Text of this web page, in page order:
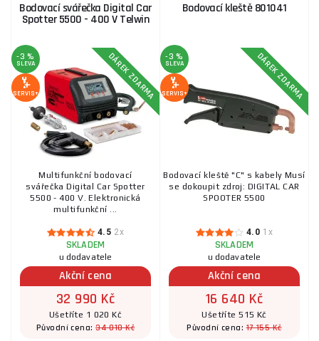
Bodovací svářečka Digital Car
Spotter 5500 - 400 V Telwin
-3 %
SLEVA
SERVIS+ DÁREK ZDARMA
Multifunkční bodovací
svářečka Digital Car Spotter
5500 - 400 V. Elektronická
multifunkční ...
4.5 2x
SKLADEM
u dodavatele
Akční cena
32 990 Kč
Ušetříte 1 020 Kč
Původní cena:34 010 Kč
Bodovací kleště 801041
-3 %
SLEVA
SERVIS+ DÁREK ZDARMA
Bodovací kleště "C" s kabely Musí
se dokoupit zdroj: DIGITAL CAR
SPOOTER 5500
4.0 1x
SKLADEM
u dodavatele
Akční cena
16 640 Kč
Ušetříte 515 Kč
Původní cena:17 155 Kč